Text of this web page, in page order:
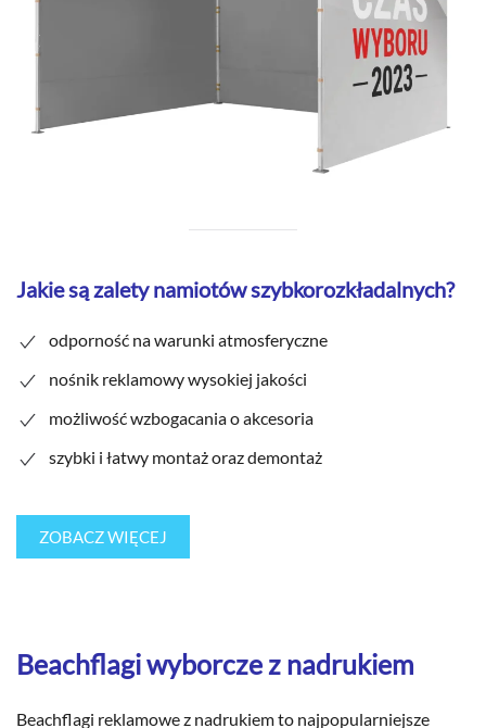
Jakie są zalety namiotów szybkorozkładalnych?
odporność na warunki atmosferyczne
nośnik reklamowy wysokiej jakości
możliwość wzbogacania o akcesoria
szybki i łatwy montaż oraz demontaż
ZOBACZ WIĘCEJ
Beachflagi wyborcze z nadrukiem
Beachflagi reklamowe z nadrukiem to najpopularniejsze